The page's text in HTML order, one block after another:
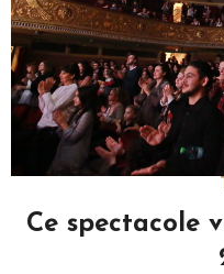
Ce spectacole